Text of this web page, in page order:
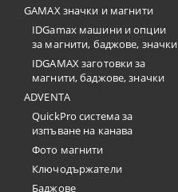
GAMAX значки и магнити
IDGamax машини и опции
за магнити, баджове, значки
IDGAMAX заготовки за
магнити, баджове, значки
ADVENTA
QuickPro система за
изпъване на канава
Фото магнити
Ключодържатели
Баджове